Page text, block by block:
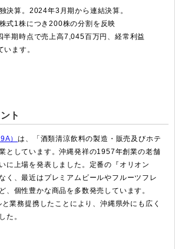
算。2024年3月期から連結決算。
式1株につき200株の分割を反映
半期時点で売上高7,045百万円、経常利益
ます。
ト
）は、「酒類清涼飲料の製造・販売及びホテ
としています。沖縄発祥の1957年創業の老舗
に上場を発表しました。定番の『オリオン
く、最近はプレミアムビールやフルーツフレ
、個性豊かな商品を多数発売しています。
業務提携したことにより、沖縄県外にも広く
た。